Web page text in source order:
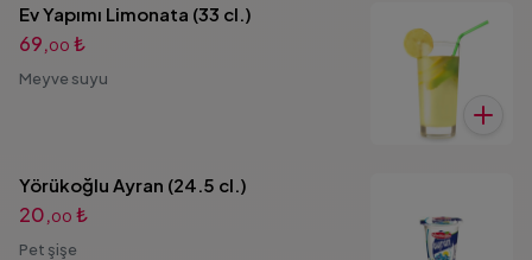
Ev Yapımı Limonata (33 cl.)
69,00 ₺
Meyve suyu
Yörükoğlu Ayran (24.5 cl.)
20,00 ₺
Pet şişe